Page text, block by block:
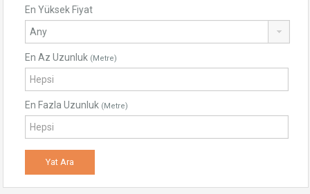
En Yüksek Fiyat
En Az Uzunluk (Metre)
En Fazla Uzunluk (Metre)